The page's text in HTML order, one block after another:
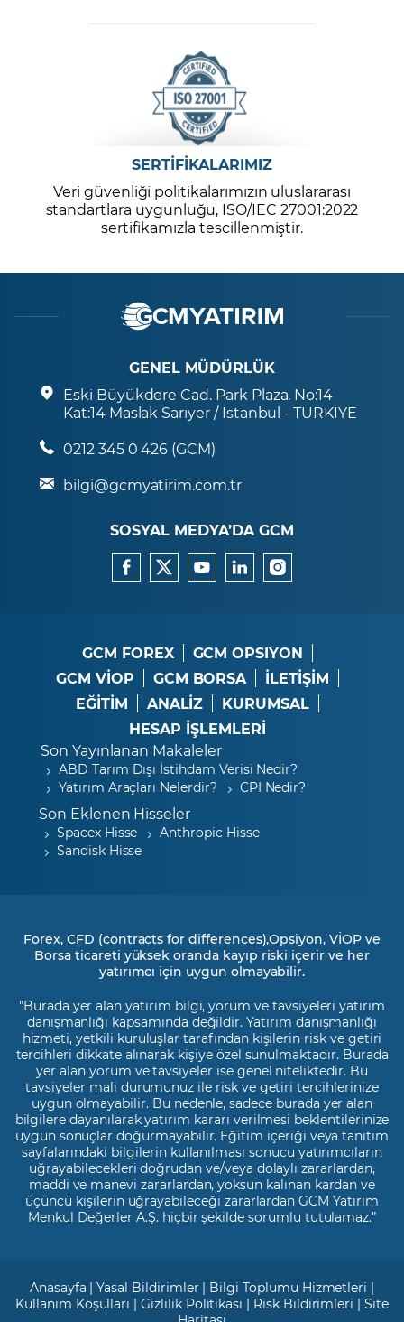
SERTİFİKALARIMIZ
Veri güvenliği politikalarımızın uluslararası
standartlara uygunluğu, ISO/IEC 27001:2022
sertifikamızla tescillenmiştir.
GENEL MÜDÜRLÜK
Eski Büyükdere Cad. Park Plaza. No:14
Kat:14 Maslak Sarıyer / İstanbul - TÜRKİYE
0212 345 0 426 (GCM)
bilgi@gcmyatirim.com.tr
SOSYAL MEDYA’DA GCM
GCM FOREX
GCM OPSIYON
GCM VİOP
GCM BORSA
İLETİŞİM
EĞİTİM
ANALİZ
KURUMSAL
HESAP İŞLEMLERİ
Son Yayınlanan Makaleler
ABD Tarım Dışı İstihdam Verisi Nedir?
Yatırım Araçları Nelerdir?
CPI Nedir?
Son Eklenen Hisseler
Spacex Hisse
Anthropic Hisse
Sandisk Hisse
Forex, CFD (contracts for differences),Opsiyon, VİOP ve
Borsa ticareti yüksek oranda kayıp riski içerir ve her
yatırımcı için uygun olmayabilir.
"Burada yer alan yatırım bilgi, yorum ve tavsiyeleri yatırım
danışmanlığı kapsamında değildir. Yatırım danışmanlığı
hizmeti, yetkili kuruluşlar tarafından kişilerin risk ve getiri
tercihleri dikkate alınarak kişiye özel sunulmaktadır. Burada
yer alan yorum ve tavsiyeler ise genel niteliktedir. Bu
tavsiyeler mali durumunuz ile risk ve getiri tercihlerinize
uygun olmayabilir. Bu nedenle, sadece burada yer alan
bilgilere dayanılarak yatırım kararı verilmesi beklentilerinize
uygun sonuçlar doğurmayabilir. Eğitim içeriği veya tanıtım
sayfalarındaki bilgilerin kullanılması sonucu yatırımcıların
uğrayabilecekleri doğrudan ve/veya dolaylı zararlardan,
maddi ve manevi zararlardan, yoksun kalınan kardan ve
üçüncü kişilerin uğrayabileceği zararlardan GCM Yatırım
Menkul Değerler A.Ş. hiçbir şekilde sorumlu tutulamaz.”
Anasayfa |Yasal Bildirimler | Bilgi Toplumu Hizmetleri |
Kullanım Koşulları |Gizlilik Politikası | Risk Bildirimleri |Site